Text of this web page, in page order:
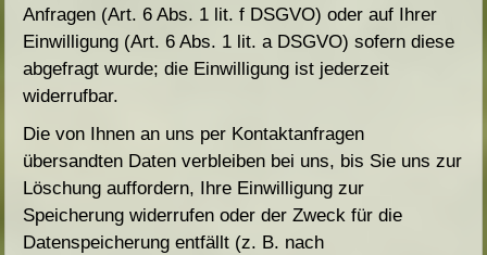
Anfragen (Art. 6 Abs. 1 lit. f DSGVO) oder auf Ihrer
Einwilligung (Art. 6 Abs. 1 lit. a DSGVO) sofern diese
abgefragt wurde; die Einwilligung ist jederzeit
widerrufbar.
Die von Ihnen an uns per Kontaktanfragen
übersandten Daten verbleiben bei uns, bis Sie uns zur
Löschung auffordern, Ihre Einwilligung zur
Speicherung widerrufen oder der Zweck für die
Datenspeicherung entfällt (z. B. nach